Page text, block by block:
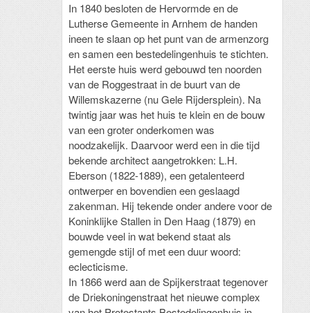
In 1840 besloten de Hervormde en de
Lutherse Gemeente in Arnhem de handen
ineen te slaan op het punt van de armenzorg
en samen een bestedelingenhuis te stichten.
Het eerste huis werd gebouwd ten noorden
van de Roggestraat in de buurt van de
Willemskazerne (nu Gele Rijdersplein). Na
twintig jaar was het huis te klein en de bouw
van een groter onderkomen was
noodzakelijk. Daarvoor werd een in die tijd
bekende architect aangetrokken: L.H.
Eberson (1822-1889), een getalenteerd
ontwerper en bovendien een geslaagd
zakenman. Hij tekende onder andere voor de
Koninklijke Stallen in Den Haag (1879) en
bouwde veel in wat bekend staat als
gemengde stijl of met een duur woord:
eclecticisme.
In 1866 werd aan de Spijkerstraat tegenover
de Driekoningenstraat het nieuwe complex